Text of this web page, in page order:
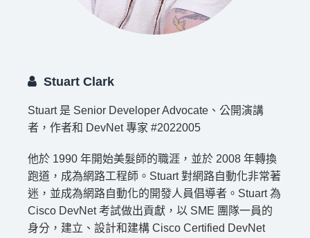
Stuart Clark
Stuart 是 Senior Developer Advocate、公開演講
者，作者和 DevNet 專家 #2022005
他於 1990 年開始美髮師的職涯，並於 2008 年轉換
跑道，成為網路工程師。Stuart 對網路自動化非常著
迷，並成為網路自動化的開發人員倡導者。Stuart 為
Cisco DevNet 考試做出貢獻，以 SME 團隊一員的
身分，建立、設計和建構 Cisco Certified DevNet